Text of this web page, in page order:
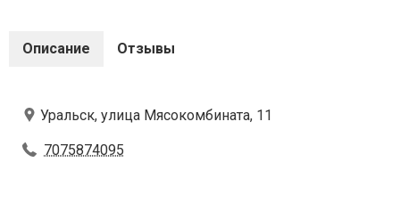
Описание Отзывы
Уральск, улица Мясокомбината, 11
7075874095